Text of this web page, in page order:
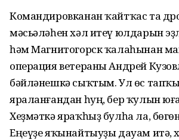
Командировканан ҡайтҡас та
мәсьәләһен хәл итеү юлдарын
һәм Магнитогорск ҡалаһынан
операция ветераны Андрей
бәйләнешкә сыҡтым. Ул өс
яраланғандан һуң, бер ҡулын
Хеҙмәткә яраҡһыҙ булһа ла,
Еңеүҙе яҡынайтыуҙы дауам итә,